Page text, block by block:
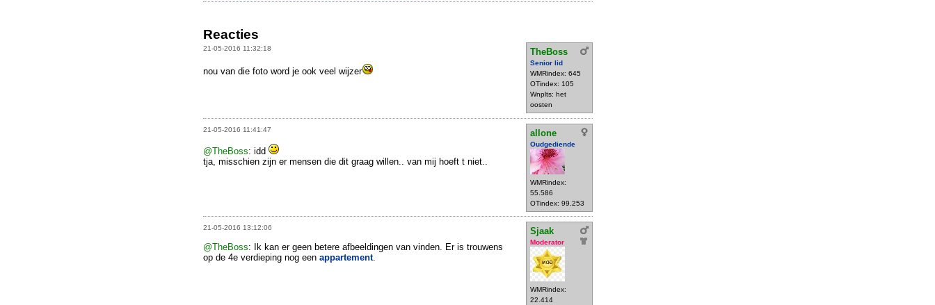
Reacties
21-05-2016 11:32:18 TheBoss
Senior lid
WMRindex: 645
OTindex: 105
Wnplts: het
oosten
nou van die foto word je ook veel wijzer
21-05-2016 11:41:47 allone
Oudgediende
WMRindex:
55.586
OTindex: 99.253
@TheBoss: idd
tja, misschien zijn er mensen die dit graag willen.. van mij hoeft t niet..
21-05-2016 13:12:06 Sjaak
Moderator
WMRindex:
22.414
@TheBoss: Ik kan er geen betere afbeeldingen van vinden. Er is trouwens
op de 4e verdieping nog een appartement.